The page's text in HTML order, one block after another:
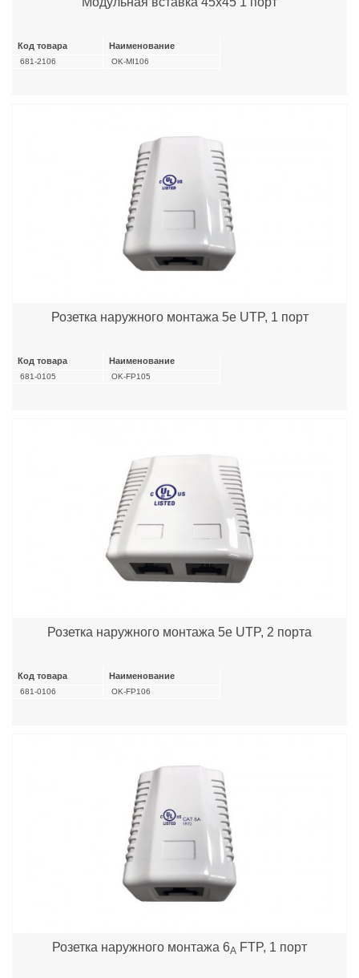
Код товара Наименование
681-2106 OK-MI106
Розетка наружного монтажа 5е UTP, 1 порт
Код товара Наименование
681-0105 OK-FP105
Розетка наружного монтажа 5е UTP, 2 порта
Код товара Наименование
681-0106 OK-FP106
Розетка наружного монтажа 6А FTP, 1 порт